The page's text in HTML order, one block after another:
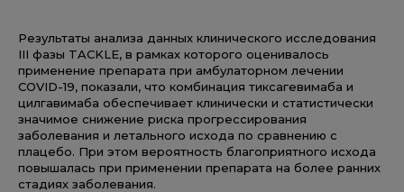
Результаты анализа данных клинического исследования
III фазы TACKLE, в рамках которого оценивалось
применение препарата при амбулаторном лечении
COVID-19, показали, что комбинация тиксагевимаба и
цилгавимаба обеспечивает клинически и статистически
значимое снижение риска прогрессирования
заболевания и летального исхода по сравнению с
плацебо. При этом вероятность благоприятного исхода
повышалась при применении препарата на более ранних
стадиях заболевания.